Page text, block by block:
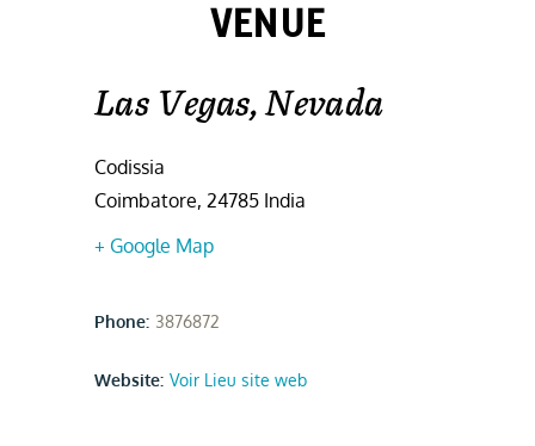
VENUE
Las Vegas, Nevada
Codissia
Coimbatore, 24785 India
+ Google Map
Phone: 3876872
Website: Voir Lieu site web